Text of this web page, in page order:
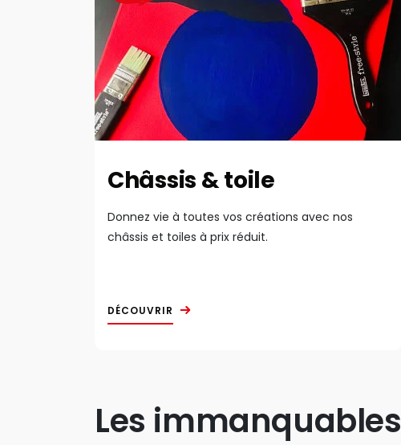
Châssis & toile
Donnez vie à toutes vos créations avec nos
châssis et toiles à prix réduit.
DÉCOUVRIR
Les immanquables